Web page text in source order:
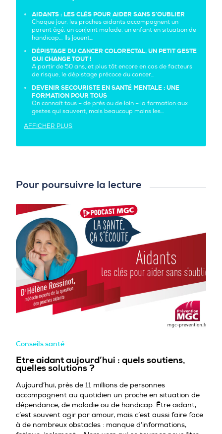
AIDANTS : LES CLÉS POUR AIDER SANS S’OUBLIER
Chaque jour, les proches aidants accompagnent un
parent âgé, un conjoint malade, un enfant en situation de
handicap… Ils jouent…
DÉPISTAGE DU CANCER COLORECTAL, UN PETIT GESTE
QUI CHANGE TOUT !
A partir de 50 ans, et plus tôt encore en cas de facteurs
de risque, le dépistage précoce du cancer…
DEVENIR SECOURISTE EN SANTÉ MENTALE : UNE
FORMATION POUR TOUS
On connaît tous – de près ou de loin – la formation aux
gestes qui sauvent, mais beaucoup moins les…
AFFICHER PLUS
Pour poursuivre la lecture
Conseils santé
Etre aidant aujourd’hui : quels soutiens,
quelles solutions ?
Aujourd’hui, près de 11 millions de personnes
accompagnent au quotidien un proche en situation de
dépendance, de maladie ou de handicap. Être aidant,
c’est souvent agir par amour, mais c’est aussi faire face
à de nombreux obstacles : manque d’informations,